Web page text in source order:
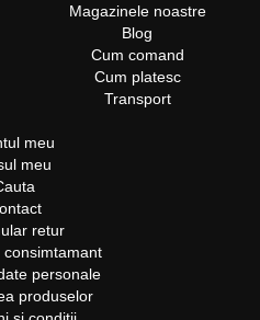
Magazinele noastre
Blog
Cum comand
Cum platesc
Transport
meu
meu
retur
consimtamant
personale
produselor